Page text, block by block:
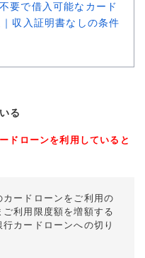
要で借入可能なカード
収入証明書なしの条件
る
ドローンを利用していると
ードローンをご利用の
利用限度額を増額する
カードローンへの切り